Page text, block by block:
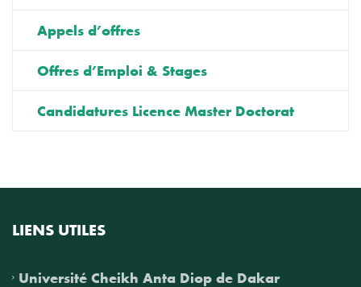
Appels d’offres
Offres d’Emploi & Stages
Candidatures Licence Master Doctorat
LIENS UTILES
Université Cheikh Anta Diop de Dakar